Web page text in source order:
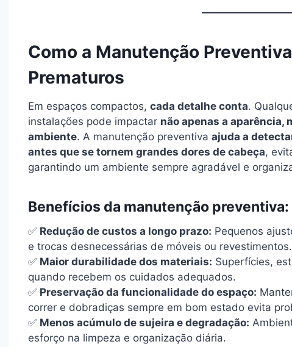
Como a Manutenção
Prematuros
Em espaços compactos, cada detalhe conta.
instalações pode impactar não apenas a aparência,
ambiente. A manutenção preventiva ajuda a
antes que se tornem grandes dores de cabeça,
garantindo um ambiente sempre agradável e
Benefícios da manutenção preventiva:
✅ Redução de custos a longo prazo: Pequenos
e trocas desnecessárias de móveis ou revestimentos.
✅ Maior durabilidade dos materiais: Superfícies,
quando recebem os cuidados adequados.
✅ Preservação da funcionalidade do espaço:
correr e dobradiças sempre em bom estado evita
✅ Menos acúmulo de sujeira e degradação:
esforço na limpeza e organização diária.